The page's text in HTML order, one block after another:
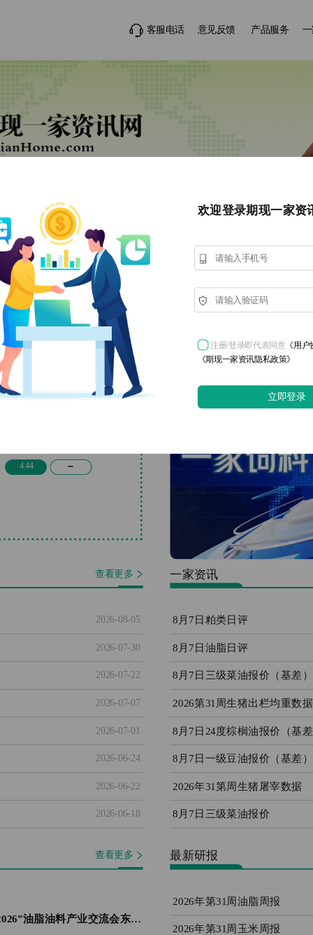
客服电话 意见反馈 产品服务
粕类 油脂 生猪
4.44
VIP视频
查看更多
2026-08-05
2026-07-30
2026-07-22
2026-07-07
2026-07-01
2026-06-24
2026-06-22
2026-06-18
一家资讯
8月7日粕类日评
8月7日油脂日评
8月7日三级菜油报价（基差）
2026第31周生猪出栏均重数据
8月7日24度棕榈油报价（基
8月7日一级豆油报价（基差）
2026年31第周生猪屠宰数据
8月7日三级菜油报价
查看更多
“银河期货&期现一家·饲享汇2026”油脂油料产业交流会东莞站圆满落幕
最新研报
2026年第31周油脂周报
2026年第31周玉米周报
欢迎登录期现一家资
注册/登录即代表同意《用户
《期现一家资讯隐私政策》
立即登录